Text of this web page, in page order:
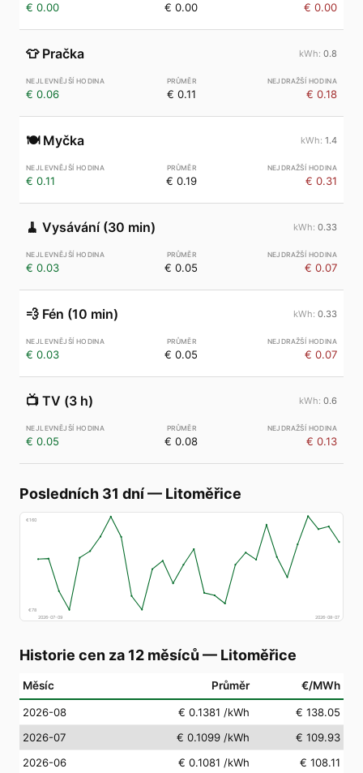
€ 0.00 € 0.00 € 0.00
👕 Pračka 0.8
€ 0.06 € 0.11 € 0.18
🍽️ Myčka 1.4
€ 0.11 € 0.19 € 0.31
🧹 Vysávání (30 min) 0.33
€ 0.03 € 0.05 € 0.07
💨 Fén (10 min) 0.33
€ 0.03 € 0.05 € 0.07
📺 TV (3 h) 0.6
€ 0.05 € 0.08 € 0.13
Posledních 31 dní— Litoměřice
€160
€78
2026-07-09
2026-08-07
Historie cen za 12 měsíců — Litoměřice
Měsíc Průměr €/MWh
2026-08 € 0.1381 /kWh
€ 138.05
2026-07
€ 0.1099 /kWh
€ 109.93
2026-06
€ 0.1081 /kWh
€ 108.11